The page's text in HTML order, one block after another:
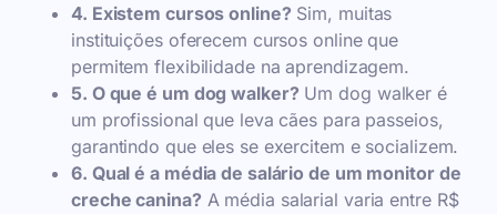
4. Existem cursos online? Sim, muitas
instituições oferecem cursos online que
permitem flexibilidade na aprendizagem.
5. O que é um dog walker? Um dog walker é
um profissional que leva cães para passeios,
garantindo que eles se exercitem e socializem.
6. Qual é a média de salário de um monitor de
creche canina? A média salarial varia entre R$